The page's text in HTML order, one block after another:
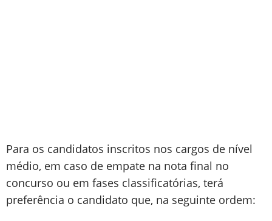
Para os candidatos inscritos nos cargos de nível
médio, em caso de empate na nota final no
concurso ou em fases classificatórias, terá
preferência o candidato que, na seguinte ordem: